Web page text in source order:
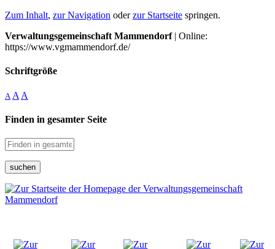
Zum Inhalt, zur Navigation oderzur Startseite springen.
Verwaltungsgemeinschaft Mammendorf| Online:
https://www.vgmammendorf.de/
Schriftgröße
A A A
Finden in gesamter Seite
suchen